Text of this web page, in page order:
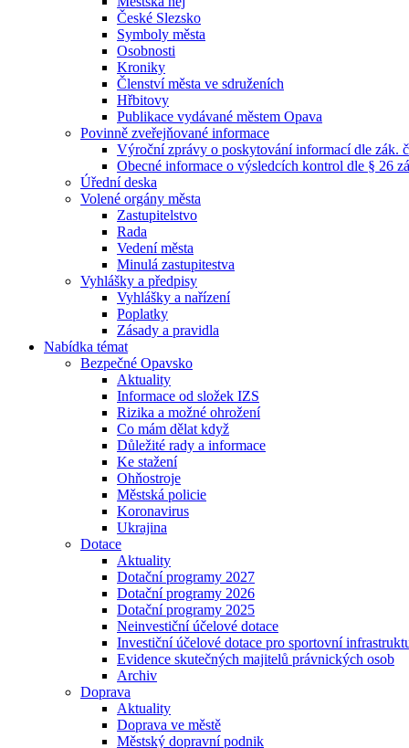
České Slezsko
Symboly města
Osobnosti
Kroniky
Členství města ve sdruženích
Hřbitovy
Publikace vydávané městem Opava
Povinně zveřejňované informace
Výroční zprávy o poskytování informací dle zák.
Obecné informace o výsledcích kontrol dle § 26
Úřední deska
Volené orgány města
Zastupitelstvo
Rada
Vedení města
Minulá zastupitestva
Vyhlášky a předpisy
Vyhlášky a nařízení
Poplatky
Zásady a pravidla
Nabídka témat
Bezpečné Opavsko
Aktuality
Informace od složek IZS
Rizika a možné ohrožení
Co mám dělat když
Důležité rady a informace
Ke stažení
Ohňostroje
Městská policie
Koronavirus
Ukrajina
Dotace
Aktuality
Dotační programy 2027
Dotační programy 2026
Dotační programy 2025
Neinvestiční účelové dotace
Investiční účelové dotace pro sportovní
Evidence skutečných majitelů právnických osob
Archiv
Doprava
Aktuality
Doprava ve městě
Městský dopravní podnik